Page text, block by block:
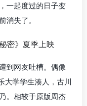
一起度过的日子变
消失了。
到网友吐槽。偶像
大学学生湊人，古川
。相较于原版周杰